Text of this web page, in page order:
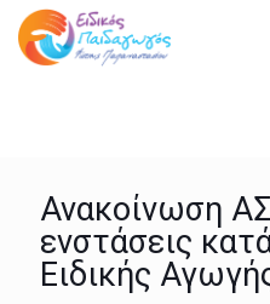
Ανακοίνωση
ενστάσεις
Ειδικής